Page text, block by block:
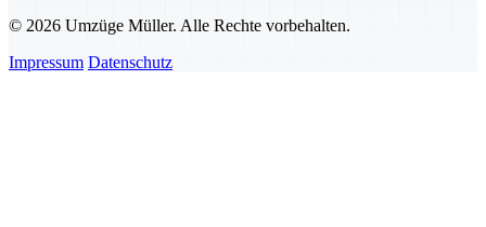
© 2026 Umzüge Müller. Alle Rechte vorbehalten.
Impressum Datenschutz